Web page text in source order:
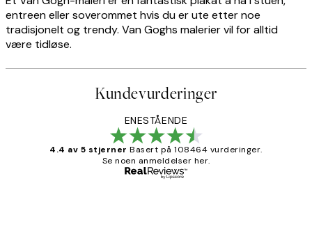
entreen eller soverommet hvis du er ute etter noe
tradisjonelt og trendy. Van Goghs malerier vil for alltid
være tidløse.
Kundevurderinger
ENESTÅENDE
4.4 av 5 stjerner Basert på 108464 vurderinger.
Se noen anmeldelser her.